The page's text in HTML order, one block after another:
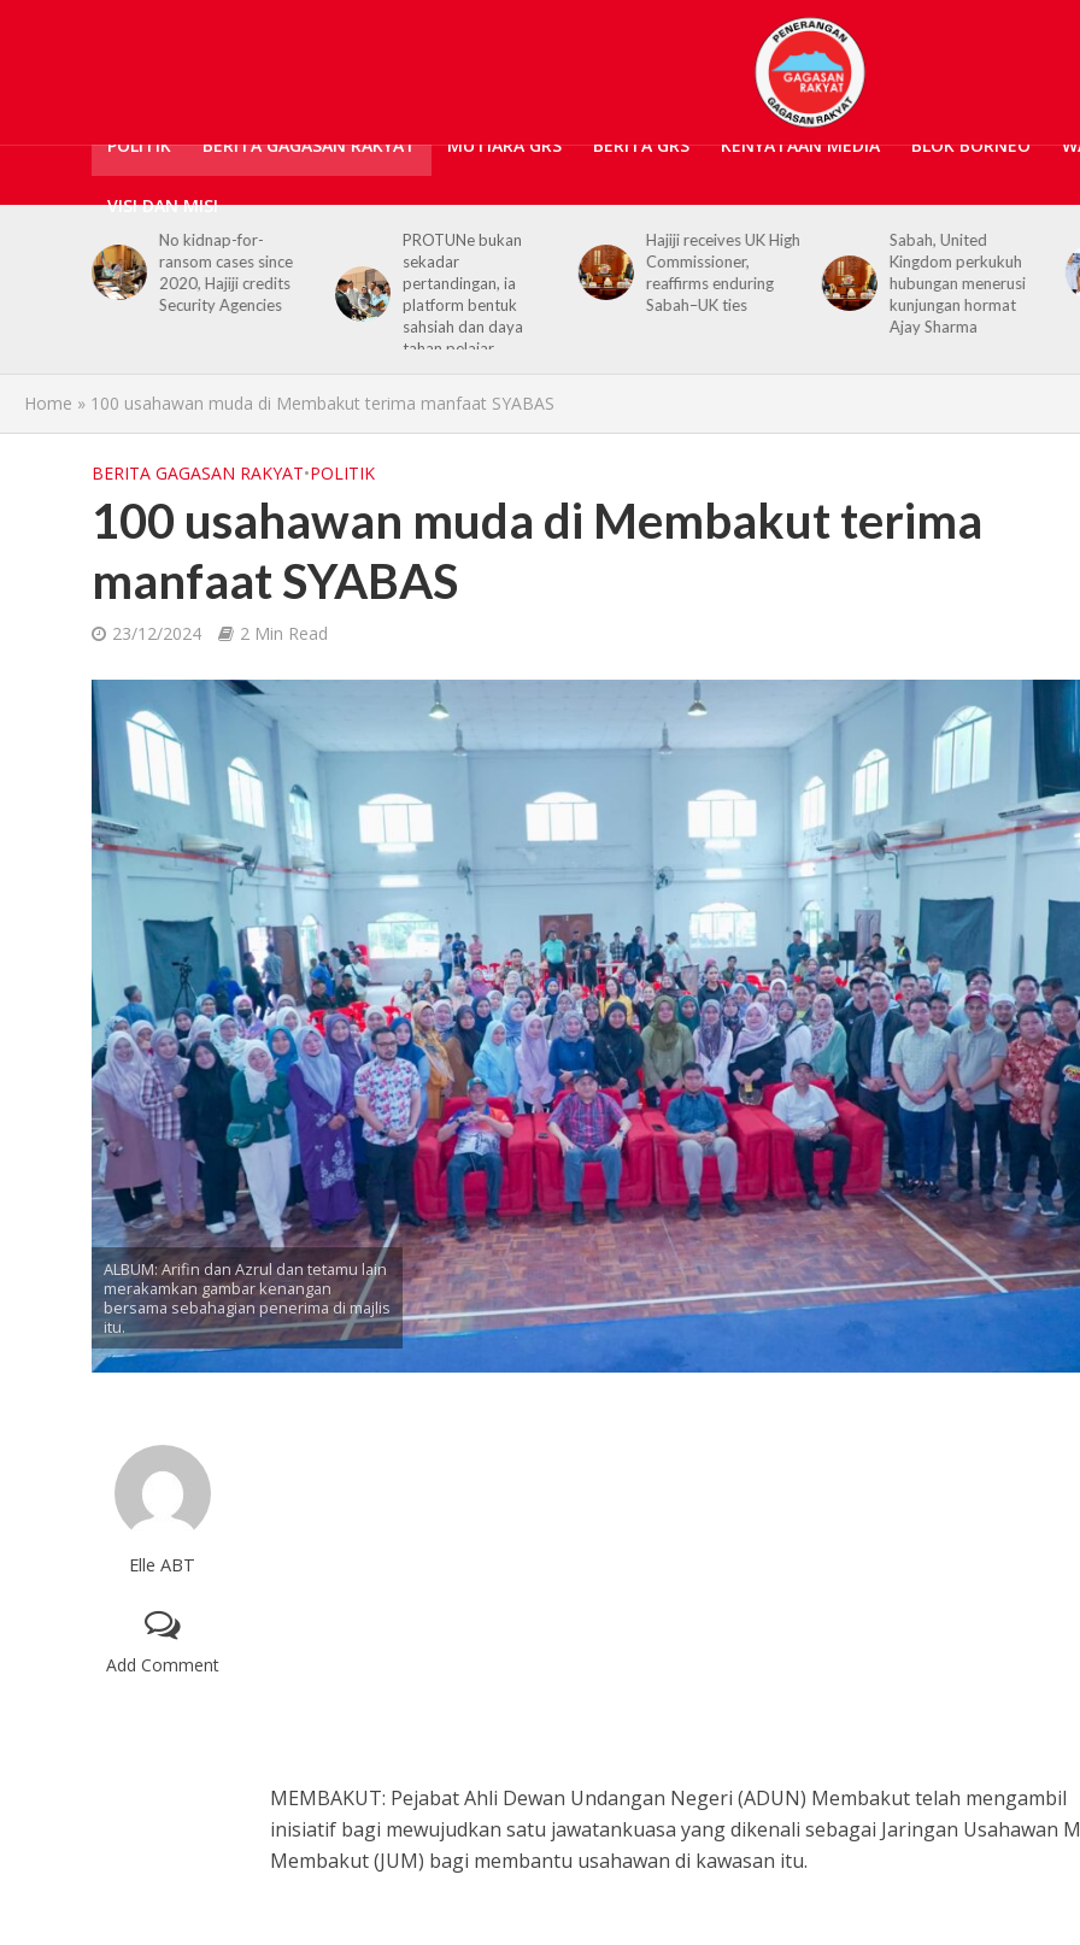
POLITIK BERITA GAGASAN RAKYAT MUTIARA GRS BERITA GRS KENYATAAN MEDIA BLOK BORNEO
VISI DAN MISI
PROTUNe bukan
sekadar
pertandingan, ia
platform bentuk
Hajiji receives UK High
Commissioner,
reaffirms enduring
Sabah–UK ties
Sabah, United
Kingdom perkukuh
hubungan menerusi
kunjungan hormat
Kerajaan Negeri
prihatin, 362 mangsa
banjir Tawau terima
bantuan kewangan
Home » 100 usahawan muda di Membakut terima manfaat SYABAS
BERITA GAGASAN RAKYAT•POLITIK
100 usahawan muda di Membakut terima
manfaat SYABAS
23/12/2024 2 Min Read
ALBUM: Arifin dan Azrul dan tetamu lain
merakamkan gambar kenangan
bersama sebahagian penerima di majlis
itu.
Elle ABT
Add Comment
MEMBAKUT: Pejabat Ahli Dewan Undangan Negeri (ADUN) Membakut telah mengambil
inisiatif bagi mewujudkan satu jawatankuasa yang dikenali sebagai Jaringan Usahawan
Membakut (JUM) bagi membantu usahawan di kawasan itu.